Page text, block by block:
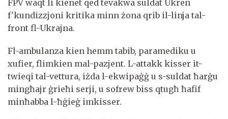
FPV waqt li kienet qed tevakwa suldat Ukren
f'kundizzjoni kritika minn żona qrib il-linja tal-
front fl-Ukrajna.
Fl-ambulanza kien hemm tabib, paramediku u
xufier, flimkien mal-pazjent. L-attakk kisser it-
twieqi tal-vettura, iżda l-ekwipaġġ u s-suldat ħarġu
mingħajr ġrieħi serji, u sofrew biss qtugħ ħafif
minħabba l-ħġieġ imkisser.